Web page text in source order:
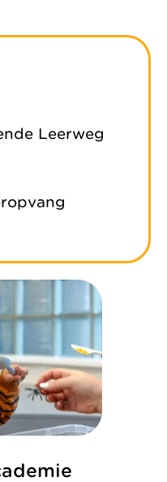
Organisatie
Leerweg